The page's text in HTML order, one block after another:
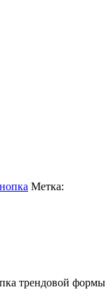
Метка:
трендовой формы